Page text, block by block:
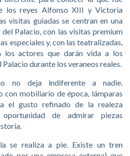
los reyes Alfonso XIII y Victoria
visitas guiadas se centran en una
Palacio, con las visitas premium
especiales y, con las teatralizadas,
los actores que darán vida a los
durante los veraneos reales.
no deja indiferente a nadie.
con mobiliario de época, lámparas
el gusto refinado de la realeza
de admirar piezas
se realiza a pie. Existe un tren